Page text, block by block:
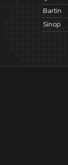
Bartin
Sinop